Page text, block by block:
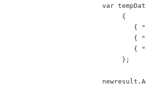
var
                             {
{
{
                             };